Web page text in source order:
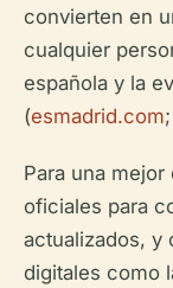
convierten en
cualquier
española y la
(esmadrid.com;
Para una
oficiales para
actualizados, y
digitales como